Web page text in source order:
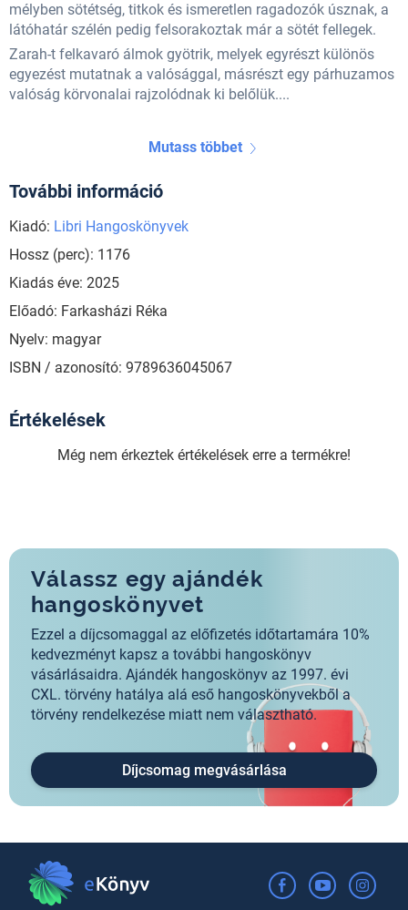
mélyben sötétség, titkok és ismeretlen ragado­zók úsznak, a
látóhatár szélén pedig felsorakoztak már a sötét fellegek.
Zarah-t felkavaró álmok gyötrik, melyek egy­részt különös
egyezést mutatnak a valósággal, másrészt egy párhuzamos
valóság körvonalai rajzolódnak ki belőlük....
Mutass többet
További információ
Kiadó: Libri Hangoskönyvek
Hossz (perc): 1176
Kiadás éve: 2025
Előadó: Farkasházi Réka
Nyelv: magyar
ISBN / azonosító: 9789636045067
Értékelések
Még nem érkeztek értékelések erre a termékre!
Válassz egy ajándék
hangoskönyvet
Ezzel a díjcsomaggal az előfizetés időtartamára 10%
kedvezményt kapsz a további hangoskönyv
vásárlásaidra. Ajándék hangoskönyv az 1997. évi
CXL. törvény hatálya alá eső hangoskönyvekből a
törvény rendelkezése miatt nem választható.
Díjcsomag megvásárlása